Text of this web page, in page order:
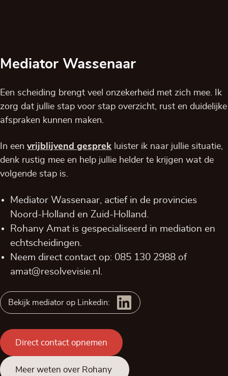
Mediator Wassenaar
Een scheiding brengt veel onzekerheid met zich mee. Ik
zorg dat jullie stap voor stap overzicht, rust en duidelijke
afspraken kunnen maken.
In een vrijblijvend gesprek luister ik naar jullie situatie,
denk rustig mee en help jullie helder te krijgen wat de
volgende stap is.
Mediator Wassenaar, actief in de provincies
Noord-Holland en Zuid-Holland
Rohany Amat is gespecialiseerd in mediation en
echtscheidingen.
Neem direct contact op: 085 130 2988 of
amat@resolvevisie.nl
Bekijk mediator op Linkedin:
Direct contact opnemen
Meer weten over Rohany